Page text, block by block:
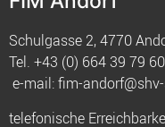
Schulgasse 2, 4770
Tel. +43 (0) 664 39 79
e-mail:fim-
telefonische